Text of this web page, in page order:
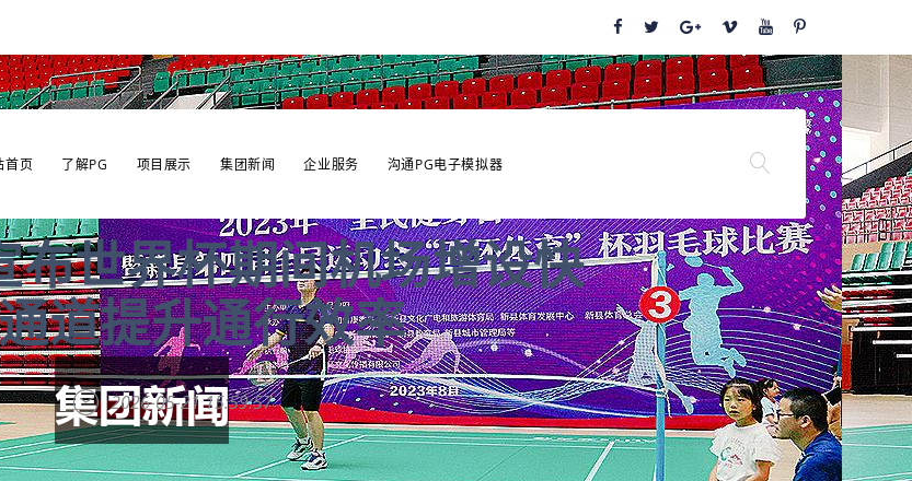
首页 了解PG 项目展示 集团新闻 企业服务 沟通PG电子模拟器
布世界杯期间机场增设快
道提升通行效率
2026-05-21 15:59:57